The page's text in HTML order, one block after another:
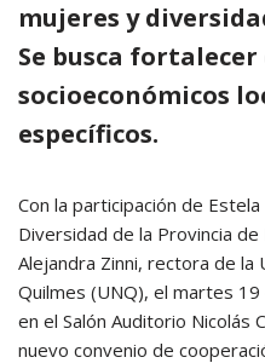
mujeres y
Se busca
socioeconómicos
específicos.
Con la participación de
Diversidad de la Provincia de
Alejandra Zinni, rectora de la
Quilmes (UNQ), el martes
en el Salón Auditorio Nicolás
nuevo convenio de